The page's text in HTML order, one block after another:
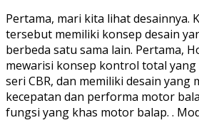
Pertama, mari kita lihat desainnya.
tersebut memiliki konsep desain
berbeda satu sama lain. Pertama,
mewarisi konsep kontrol total
seri CBR, dan memiliki desain yang
kecepatan dan performa motor
fungsi yang khas motor balap. .